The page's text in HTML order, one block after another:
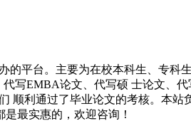
平台。主要为在校本科生、专
写EMBA论文、代写硕 士论文、
顺利通过了毕业论文的考核。本
最实惠的，欢迎咨询！